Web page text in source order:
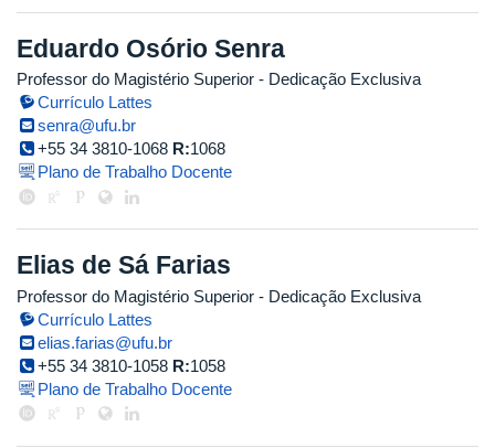
Eduardo Osório Senra
Professor do Magistério Superior - Dedicação Exclusiva
Currículo Lattes
senra@ufu.br
+55 34 3810-1068 R:1068
Plano de Trabalho Docente
Elias de Sá Farias
Professor do Magistério Superior - Dedicação Exclusiva
Currículo Lattes
elias.farias@ufu.br
+55 34 3810-1058 R:1058
Plano de Trabalho Docente